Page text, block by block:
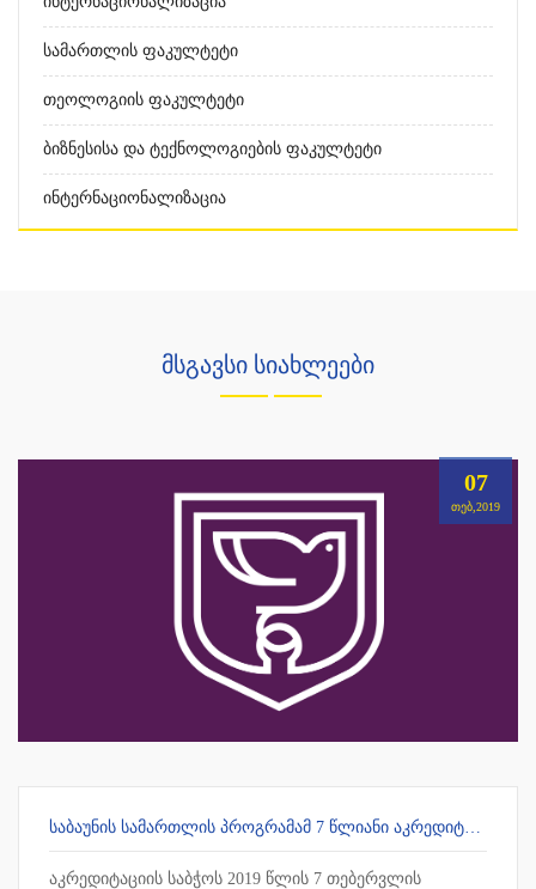
Სამართლის Ფაკულტეტი
Თეოლოგიის Ფაკულტეტი
Ბიზნესისა Და Ტექნოლოგიების Ფაკულტეტი
Ინტერნაციონალიზაცია
მსგავსი სიახლეები
07
ᲗᲔᲑ,2019
ᲡᲐᲑᲐᲣᲜᲘᲡ ᲡᲐᲛᲐᲠᲗᲚᲘᲡ ᲞᲠᲝᲒᲠᲐᲛᲐᲛ 7 ᲬᲚᲘᲐᲜᲘ ᲐᲙᲠᲔᲓᲘᲢᲐᲪᲘᲐ ᲛᲘᲘᲦᲝ
აკრედიტაციის საბჭოს 2019 წლის 7 თებერვლის